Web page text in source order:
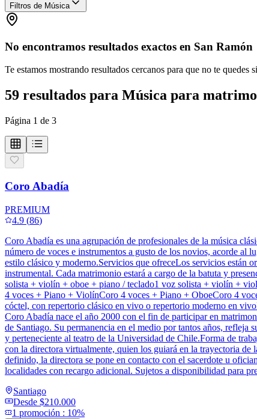
Filtros de Música
No encontramos resultados exactos en San Ramón
Te estamos mostrando resultados cercanos para que no te quedes
59 resultados para Música para
Página 1 de 3
Coro Abadía
PREMIUM
4.9 (86)
Coro Abadía es una agrupación de profesionales de la música
número de voces e instrumentos a gusto de los novios, acorde al
estilo clásico y moderno.Servicios que ofreceLos servicios están
instrumental. Cada matrimonio estará a cargo de la batuta y
solista + violín + oboe + piano / teclado1 voz solista + violín +
4 voces + Piano + ViolínCoro 4 voces + Piano + OboeCoro 4
cóctel, con repertorio clásico en vivo o repertorio moderno en
Coro Abadía nace el año 2000 con el fin de participar en
de Santiago. Su permanencia en el medio por tantos años,
y perteneciente al teatro de la Universidad de Chile.Forma de
con la directora virtualmente, quien los guiará en la trayectoria
definido, la directora se pone en contacto con el sacerdote u
localidades con recargo adicional. Sujetos a disponibilidad para
Santiago
Desde $210.000
1 promoción : 10%